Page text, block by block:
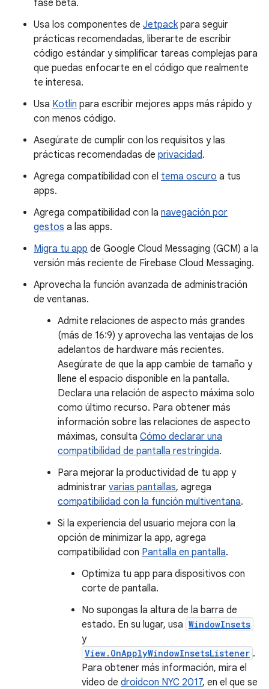
fase beta.
Usa los componentes de Jetpackpara seguir
prácticas recomendadas, liberarte de escribir
código estándar y simplificar tareas complejas para
que puedas enfocarte en el código que realmente
te interesa.
Usa Kotlin para escribir mejores apps más rápido y
con menos código.
Asegúrate de cumplir con los requisitos y las
prácticas recomendadas de privacidad.
Agrega compatibilidad con el tema oscuro a tus
apps.
Agrega compatibilidad con la navegación por
gestos a las apps.
Migra tu app de Google Cloud Messaging (GCM) a la
versión más reciente de Firebase Cloud Messaging.
Aprovecha la función avanzada de administración
de ventanas.
Admite relaciones de aspecto más grandes
(más de 16:9) y aprovecha las ventajas de los
adelantos de hardware más recientes.
Asegúrate de que la app cambie de tamaño y
llene el espacio disponible en la pantalla.
Declara una relación de aspecto máxima solo
como último recurso. Para obtener más
información sobre las relaciones de aspecto
máximas, consulta Cómo declarar una
compatibilidad de pantalla restringida.
Para mejorar la productividad de tu app y
administrar varias pantallas, agrega
compatibilidad con la función multiventana.
Si la experiencia del usuario mejora con la
opción de minimizar la app, agrega
compatibilidad con Pantalla en pantalla.
Optimiza tu app para dispositivos con
corte de pantalla.
No supongas la altura de la barra de
estado. En su lugar, usa WindowInsets
y
View.OnApplyWindowInsetsListener .
Para obtener más información, mira el
video de droidcon NYC 2017, en el que se